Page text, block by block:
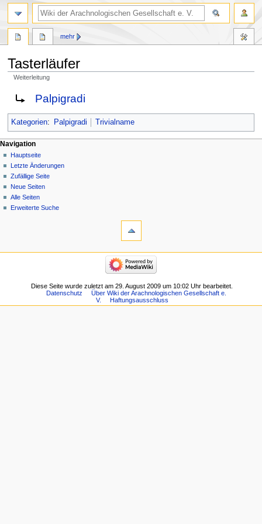
Tasterläufer
Weiterleitung
Zur
Navigation
springen
Zur
Suche
springen
Weiterleitung nach:
Palpigradi
Kategorien: Palpigradi Trivialname
mehr
Navigation
Hauptseite
Letzte Änderungen
Zufällige Seite
Neue Seiten
Alle Seiten
Erweiterte Suche
Diese Seite wurde zuletzt am 29. August 2009 um 10:02 Uhr bearbeitet.
Datenschutz
Über Wiki der Arachnologischen Gesellschaft e.
V.
Haftungsausschluss